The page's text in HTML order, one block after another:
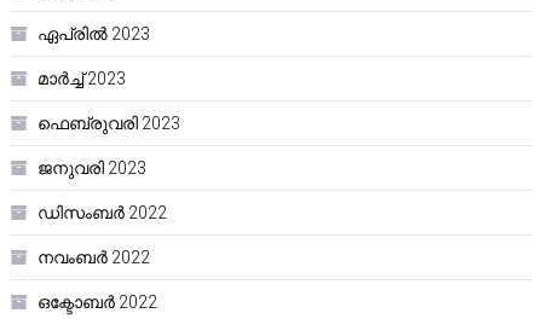
ഏപ്രിൽ 2023
മാർച്ച്‌ 2023
ഫെബ്രുവരി 2023
ജനുവരി 2023
ഡിസംബർ 2022
നവംബർ 2022
ഒക്ടോബർ 2022